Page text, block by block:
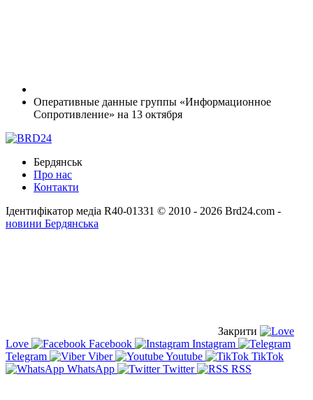
Оперативные данные группы «Информационное
Сопротивление» на 13 октября
Бердянськ
Про нас
Контакти
Ідентифікатор медіа R40-01331 © 2010 - 2026 Brd24.com -
новини Бердянська
Закрити
Love
Facebook
Instagram
Telegram
Viber Youtube
TikTok
WhatsApp
Twitter RSS